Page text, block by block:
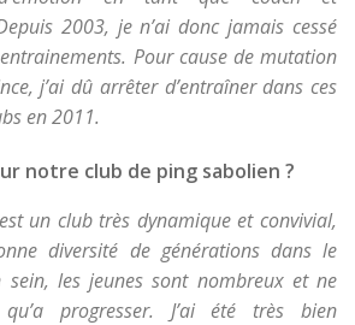
2003, je n’ai donc jamais cessé
Pour cause de mutation
j’ai dû arrêter d’entraîner dans ces
en 2011.
notre club de ping sabolien ?
un club très dynamique et convivial,
diversité de générations dans le
sein, les jeunes sont nombreux et ne
progresser. J’ai été très bien